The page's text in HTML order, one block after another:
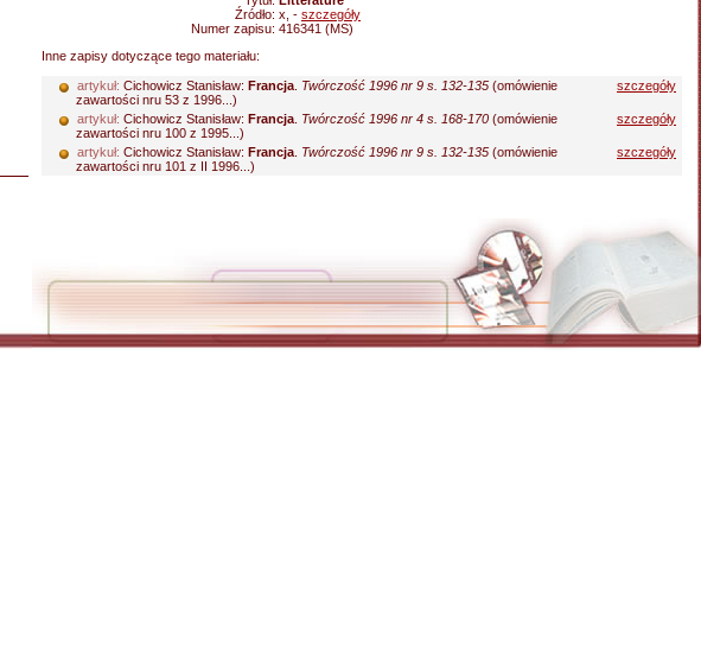
Źródło: x, - szczegóły
Numer zapisu: 416341 (MS)
Inne zapisy dotyczące tego materiału:
artykuł: Cichowicz Stanisław: Francja Twórczość 1996 nr 9 s. 132-135 (omówienie
zawartości nru 53 z 1996...)
szczegóły
artykuł: Cichowicz Stanisław: Francja Twórczość 1996 nr 4 s. 168-170 (omówienie
zawartości nru 100 z 1995...)
szczegóły
artykuł: Cichowicz Stanisław: Francja Twórczość 1996 nr 9 s. 132-135 (omówienie
zawartości nru 101 z II 1996...)
szczegóły